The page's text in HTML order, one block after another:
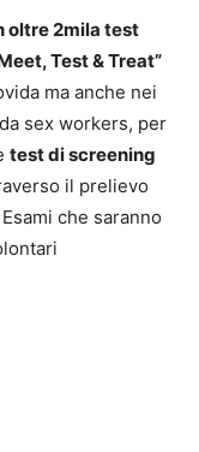
oltre 2mila test
Test & Treat”
ma anche nei
sex workers, per
test di screening
il prelievo
che saranno